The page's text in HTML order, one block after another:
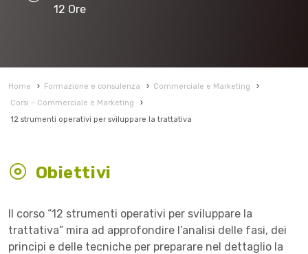
12 Ore
Home › Formazione e consulenza › Commerciale e Marketing
›
Corsi – Commerciale e Marketing
›
12 strumenti operativi per sviluppare la trattativa
Obiettivi
Il corso “12 strumenti operativi per sviluppare la
trattativa” mira ad approfondire l’analisi delle fasi, dei
principi e delle tecniche per preparare nel dettaglio la